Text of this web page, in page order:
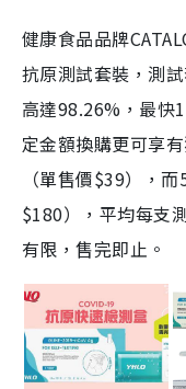
健康食品品牌
抗原測試套裝，測
高達98.26%，最快
定金額換購更可享
（單售價$39），
$180），平均每支
有限，售完即止。